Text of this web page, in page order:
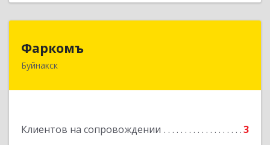
Фаркомъ
Буйнакск
Клиентов на сопровождении 3